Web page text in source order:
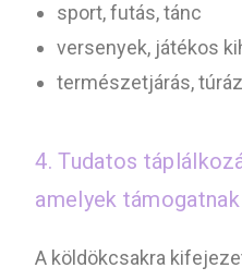
sport, futás, tánc
versenyek, játékos
természetjárás,
4. Tudatos
amelyek támogatnak
A köldökcsakra